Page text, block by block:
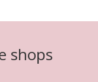
shops